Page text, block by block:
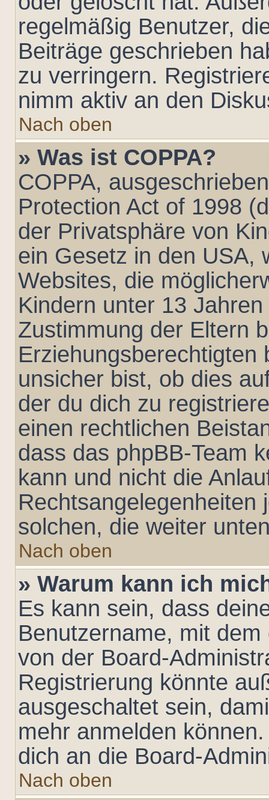
regelmäßig Benutzer,
Beiträge geschrieben
zu verringern.
nimm aktiv an den
Nach oben
» Was ist COPPA?
COPPA,
Protection Act of 1998
der Privatsphäre von
ein Gesetz in den USA,
Websites, die
Kindern unter 13
Zustimmung der Eltern
Erziehungsberechtigten
unsicher bist, ob dies
der du dich zu
einen rechtlichen
dass das phpBB-Team
kann und nicht die
Rechtsangelegenheiten
solchen, die weiter
Nach oben
» Warum kann ich
Es kann sein, dass
Benutzername, mit
von der Board-
Registrierung könnte
ausgeschaltet sein,
mehr anmelden
dich an die Board-
Nach oben